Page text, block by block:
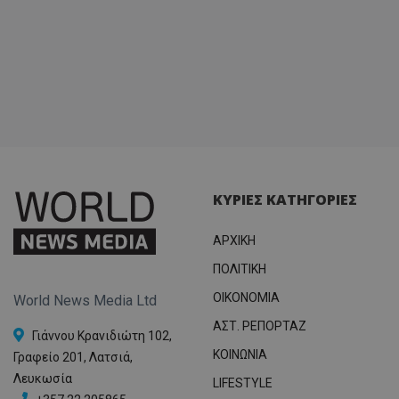
World News Media Ltd
Γιάννου Κρανιδιώτη 102,
Γραφείο 201, Λατσιά,
Λευκωσία
ΚΥΡΙΕΣ ΚΑΤΗΓΟΡΙΕΣ
ΑΡΧΙΚΗ
ΠΟΛΙΤΙΚΗ
OIKONOMIA
ΑΣΤ. ΡΕΠΟΡΤΑΖ
ΚΟΙΝΩΝΙΑ
LIFESTYLE